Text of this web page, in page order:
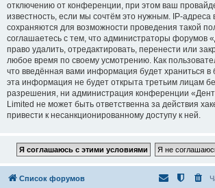
отключению от конференции, при этом ваш
известность, если мы сочтём это нужным. IP-адреса
сохраняются для возможности проведения такой
соглашаетесь с тем, что администраторы форумов
право удалить, отредактировать, перенести или
любое время по своему усмотрению. Как
что введённая вами информация будет храниться в
эта информация не будет открыта третьим лицам
разрешения, ни администрация конференции
Limited не может быть ответственна за действия
привести к несанкционированному доступу к ней.
Список форумов